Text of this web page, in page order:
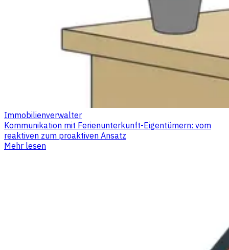
Immobilienverwalter
Kommunikation mit Ferienunterkunft-Eigentümern: vom
reaktiven zum proaktiven Ansatz
Mehr lesen